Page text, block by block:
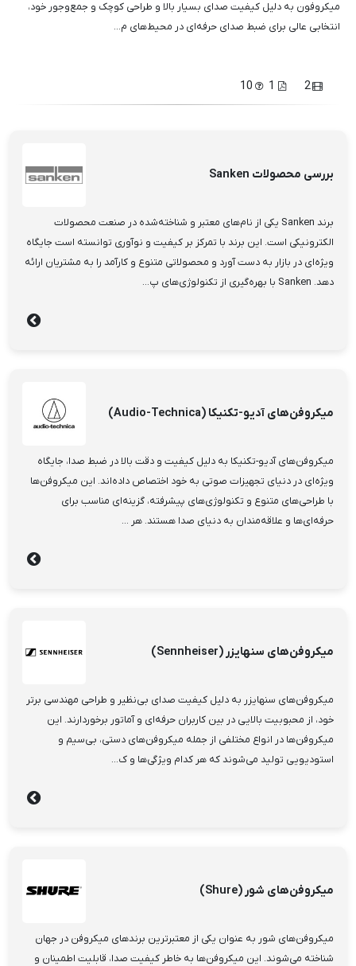
میکروفون به دلیل کیفیت صدای بسیار بالا و طراحی کوچک و جمع‌وجور خود،
انتخابی عالی برای ضبط صدای حرفه‌ای در محیط‌های م...
2
1
10
بررسی محصولات Sanken
برند Sanken یکی از نام‌های معتبر و شناخته‌شده در صنعت محصولات
الکترونیکی است. این برند با تمرکز بر کیفیت و نوآوری توانسته است جایگاه
ویژه‌ای در بازار به دست آورد و محصولاتی متنوع و کارآمد را به مشتریان ارائه
دهد. Sanken با بهره‌گیری از تکنولوژی‌های پ...
میکروفن‌های آدیو-تکنیکا (Audio-Technica)
میکروفن‌های آدیو-تکنیکا به دلیل کیفیت و دقت بالا در ضبط صدا، جایگاه
ویژه‌ای در دنیای تجهیزات صوتی به خود اختصاص داده‌اند. این میکروفن‌ها
با طراحی‌های متنوع و تکنولوژی‌های پیشرفته، گزینه‌ای مناسب برای
حرفه‌ای‌ها و علاقه‌مندان به دنیای صدا هستند. هر ...
میکروفن‌های سنهایزر (Sennheiser)
میکروفن‌های سنهایزر به دلیل کیفیت صدای بی‌نظیر و طراحی مهندسی برتر
خود، از محبوبیت بالایی در بین کاربران حرفه‌ای و آماتور برخوردارند. این
میکروفن‌ها در انواع مختلفی از جمله میکروفن‌های دستی، بی‌سیم و
استودیویی تولید می‌شوند که هر کدام ویژگی‌ها و ک...
میکروفن‌های شور (Shure)
میکروفن‌های شور به عنوان یکی از معتبرترین برندهای میکروفن در جهان
شناخته می‌شوند. این میکروفن‌ها به خاطر کیفیت صدا، قابلیت اطمینان و